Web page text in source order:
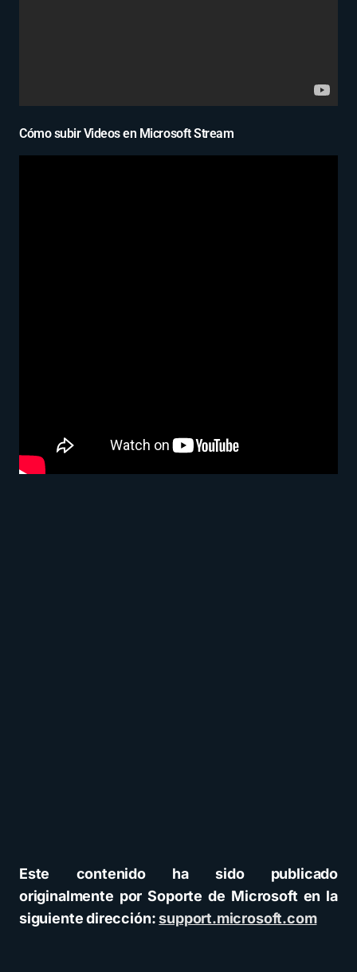
Cómo subir Videos en Microsoft Stream
Este contenido ha sido publicado
originalmente por Soporte de Microsoft en la
siguiente dirección:support.microsoft.com